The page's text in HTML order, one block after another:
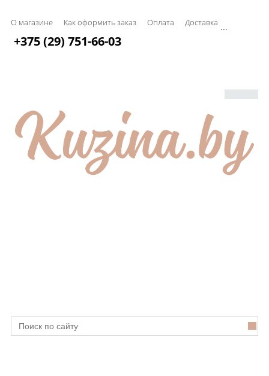
О магазине Как оформить заказ Оплата Доставка ...
+375 (29) 751-66-03